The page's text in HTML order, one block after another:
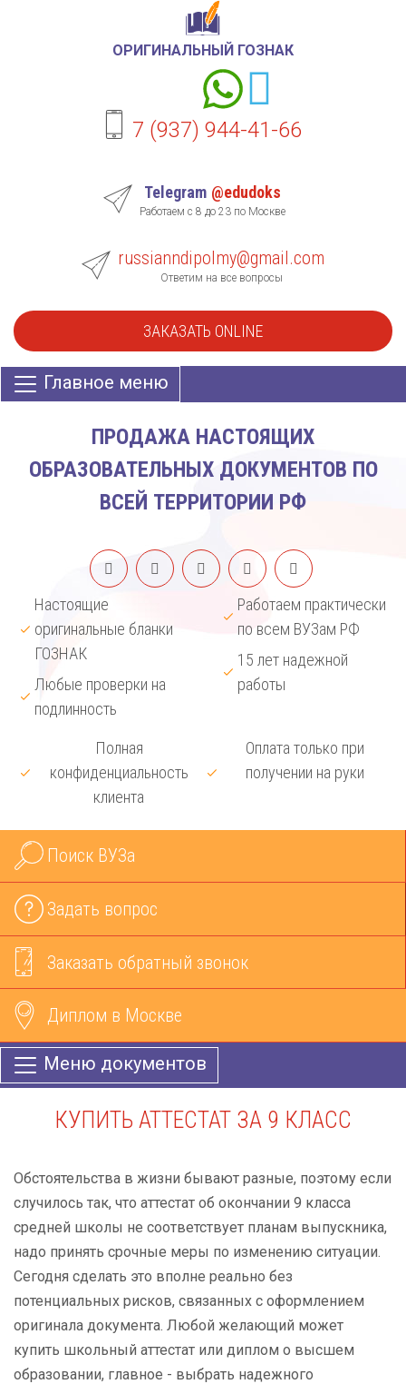
ОРИГИНАЛЬНЫЙ ГОЗНАК
7 (937) 944-41-66
Telegram @edudoks
Работаем с 8 до 23 по Москве
russianndipolmy@gmail.com
Ответим на все вопросы
ЗАКАЗАТЬ ONLINE
Главное меню
ПРОДАЖА НАСТОЯЩИХ
ОБРАЗОВАТЕЛЬНЫХ ДОКУМЕНТОВ ПО
ВСЕЙ ТЕРРИТОРИИ РФ
Настоящие
оригинальные бланки
ГОЗНАК
Любые проверки на
подлинность
Работаем практически
по всем ВУЗам РФ
15 лет надежной
работы
Полная
конфиденциальность
клиента
Оплата только при
получении на руки
Поиск ВУЗа
Задать вопрос
Заказать обратный звонок
Диплом в Москве
Меню документов
КУПИТЬ АТТЕСТАТ ЗА 9 КЛАСС
Обстоятельства в жизни бывают разные, поэтому если
случилось так, что аттестат об окончании 9 класса
средней школы не соответствует планам выпускника,
надо принять срочные меры по изменению ситуации.
Сегодня сделать это вполне реально без
потенциальных рисков, связанных с оформлением
оригинала документа. Любой желающий может
купить школьный аттестат или диплом о высшем
образовании, главное - выбрать надежного